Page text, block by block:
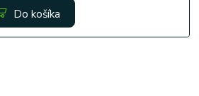
Do košíka